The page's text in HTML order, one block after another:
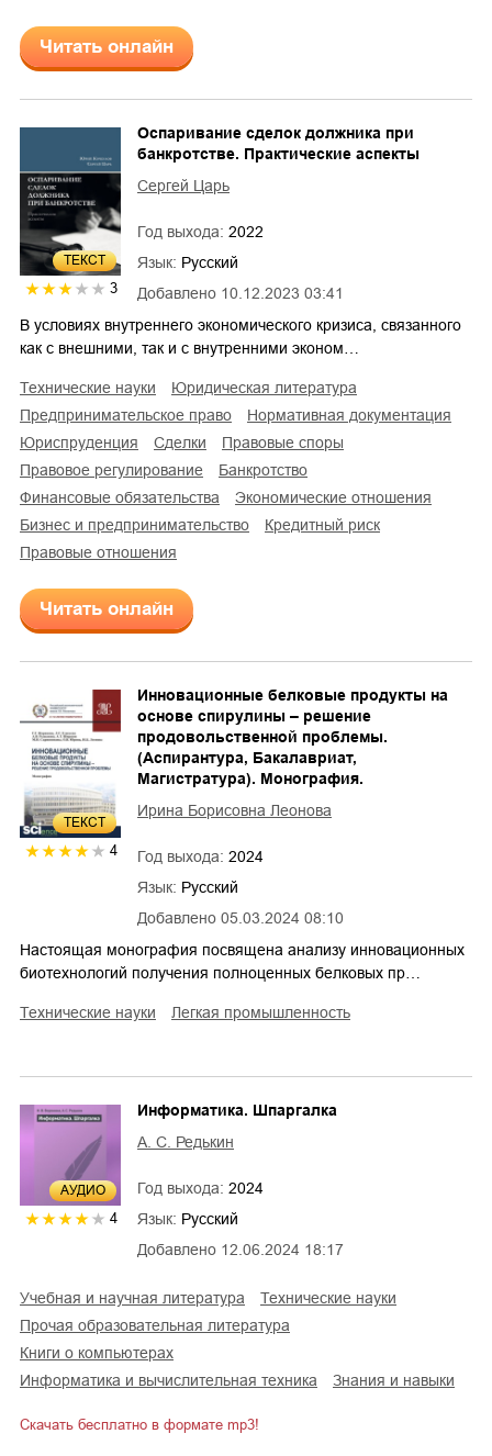
Читать онлайн
ТЕКСТ
3 Добавлено 10.12.2023 03:41
Оспаривание сделок должника при
банкротстве. Практические аспекты
Сергей Царь
Год выхода: 2022
Язык: Русский
В условиях внутреннего экономического кризиса, связанного
как с внешними, так и с внутренними эконом…
технические науки
юридическая литература
предпринимательское право
нормативная документация
юриспруденция
сделки
правовые споры
правовое регулирование
банкротство
финансовые обязательства
экономические отношения
бизнес и предпринимательство
кредитный риск
правовые отношения
Читать онлайн
ТЕКСТ
4
Добавлено 05.03.2024 08:10
Инновационные белковые продукты на
основе спирулины – решение
продовольственной проблемы.
(Аспирантура, Бакалавриат,
Магистратура). Монография.
Ирина Борисовна Леонова
Год выхода: 2024
Язык: Русский
Настоящая монография посвящена анализу инновационных
биотехнологий получения полноценных белковых пр…
технические науки легкая промышленность
AУДИО
4
Добавлено 12.06.2024 18:17
Информатика. Шпаргалка
А. С. Редькин
Год выхода: 2024
Язык: Русский
учебная и научная литература
технические науки
прочая образовательная литература
книги о компьютерах
информатика и вычислительная техника
знания и навыки
Скачать бесплатно в формате mp3!